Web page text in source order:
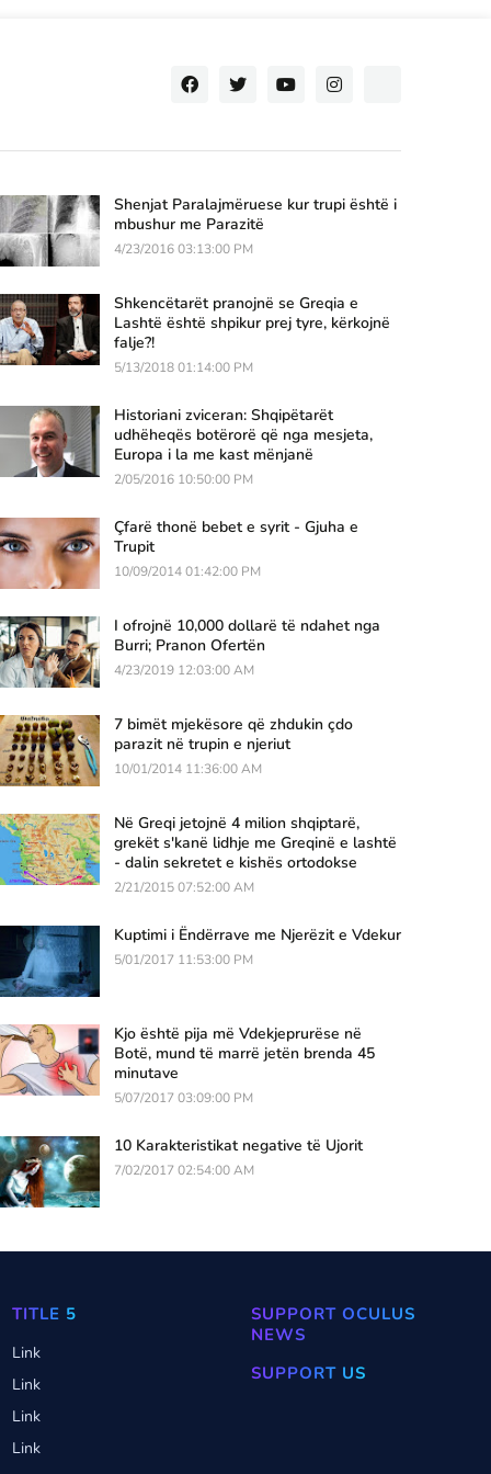
Shenjat Paralajmëruese kur trupi është i
mbushur me Parazitë
4/23/2016 03:13:00 PM
Shkencëtarët pranojnë se Greqia e
Lashtë është shpikur prej tyre, kërkojnë
falje?!
5/13/2018 01:14:00 PM
Historiani zviceran: Shqipëtarët
udhëheqës botërorë që nga mesjeta,
Europa i la me kast mënjanë
2/05/2016 10:50:00 PM
Çfarë thonë bebet e syrit - Gjuha e
Trupit
10/09/2014 01:42:00 PM
I ofrojnë 10,000 dollarë të ndahet nga
Burri; Pranon Ofertën
4/23/2019 12:03:00 AM
7 bimët mjekësore që zhdukin çdo
parazit në trupin e njeriut
10/01/2014 11:36:00 AM
Në Greqi jetojnë 4 milion shqiptarë,
grekët s'kanë lidhje me Greqinë e lashtë
- dalin sekretet e kishës ortodokse
2/21/2015 07:52:00 AM
Kuptimi i Ëndërrave me Njerëzit e Vdekur
5/01/2017 11:53:00 PM
Kjo është pija më Vdekjeprurëse në
Botë, mund të marrë jetën brenda 45
minutave
5/07/2017 03:09:00 PM
10 Karakteristikat negative të Ujorit
7/02/2017 02:54:00 AM
TITLE 5
Link
Link
Link
Link
SUPPORT OCULUS
NEWS
SUPPORT US